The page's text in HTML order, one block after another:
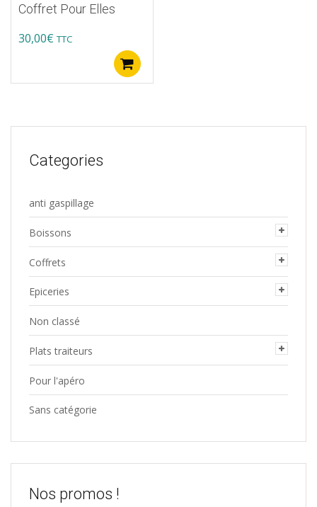
Coffret Pour Elles
30,00€ TTC
Categories
anti gaspillage
Boissons
Coffrets
Epiceries
Non classé
Plats traiteurs
Pour l'apéro
Sans catégorie
Nos promos !